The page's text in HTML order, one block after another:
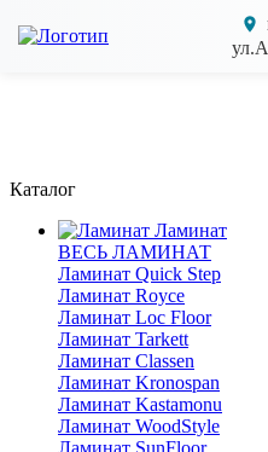
Каталог
Ламинат
ВЕСЬ ЛАМИНАТ
Ламинат Quick Step
Ламинат Royce
Ламинат Loc Floor
Ламинат Tarkett
Ламинат Classen
Ламинат Kronospan
Ламинат Kastamonu
Ламинат WoodStyle
Ламинат SunFloor